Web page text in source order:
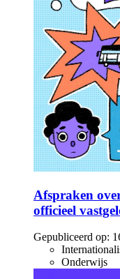
Afspraken
officieel
Gepubliceerd op:
Onderwijs